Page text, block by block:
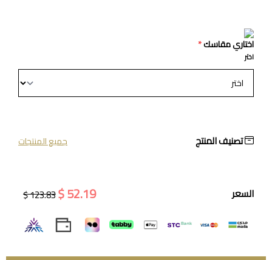
اختاري مقاسك*
اختر
تصنيف المنتج جميع المنتجات
السعر 52.19 $
123.83 $